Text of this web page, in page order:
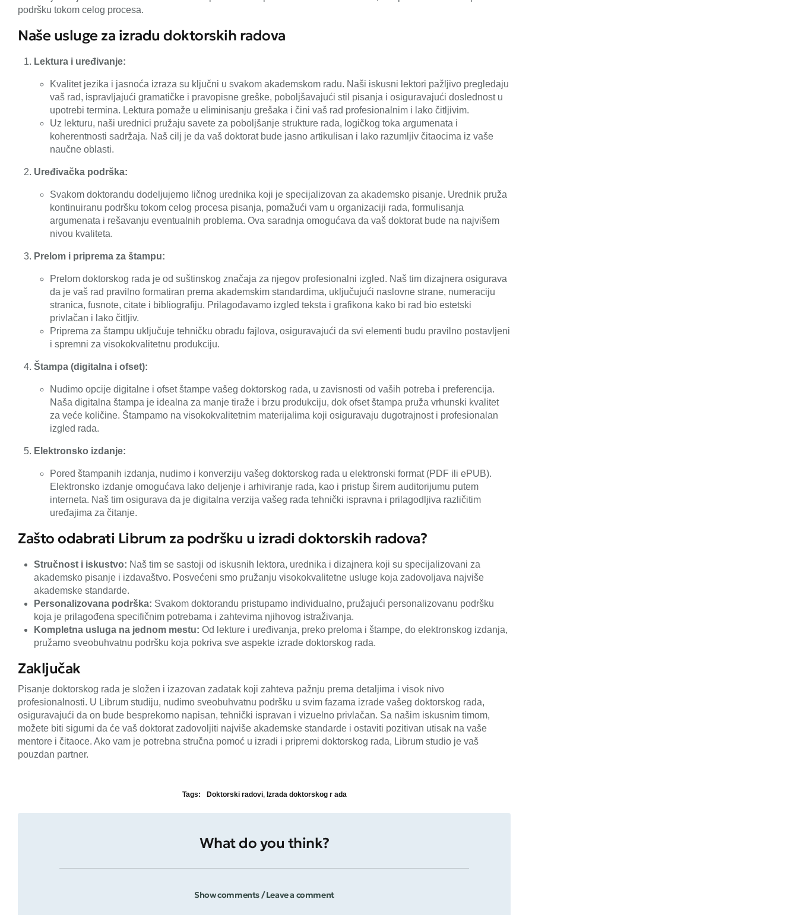
podršku tokom celog procesa.
Naše usluge za izradu doktorskih radova
Lektura i uređivanje:
Kvalitet jezika i jasnoća izraza su ključni u svakom akademskom radu. Naši iskusni lektori pažljivo pregledaju
vaš rad, ispravljajući gramatičke i pravopisne greške, poboljšavajući stil pisanja i osiguravajući doslednost u
upotrebi termina. Lektura pomaže u eliminisanju grešaka i čini vaš rad profesionalnim i lako čitljivim.
Uz lekturu, naši urednici pružaju savete za poboljšanje strukture rada, logičkog toka argumenata i
koherentnosti sadržaja. Naš cilj je da vaš doktorat bude jasno artikulisan i lako razumljiv čitaocima iz vaše
naučne oblasti.
Uređivačka podrška:
Svakom doktorandu dodeljujemo ličnog urednika koji je specijalizovan za akademsko pisanje. Urednik pruža
kontinuiranu podršku tokom celog procesa pisanja, pomažući vam u organizaciji rada, formulisanja
argumenata i rešavanju eventualnih problema. Ova saradnja omogućava da vaš doktorat bude na najvišem
nivou kvaliteta.
Prelom i priprema za štampu:
Prelom doktorskog rada je od suštinskog značaja za njegov profesionalni izgled. Naš tim dizajnera osigurava
da je vaš rad pravilno formatiran prema akademskim standardima, uključujući naslovne strane, numeraciju
stranica, fusnote, citate i bibliografiju. Prilagođavamo izgled teksta i grafikona kako bi rad bio estetski
privlačan i lako čitljiv.
Priprema za štampu uključuje tehničku obradu fajlova, osiguravajući da svi elementi budu pravilno postavljeni
i spremni za visokokvalitetnu produkciju.
Štampa (digitalna i ofset):
Nudimo opcije digitalne i ofset štampe vašeg doktorskog rada, u zavisnosti od vaših potreba i preferencija.
Naša digitalna štampa je idealna za manje tiraže i brzu produkciju, dok ofset štampa pruža vrhunski kvalitet
za veće količine. Štampamo na visokokvalitetnim materijalima koji osiguravaju dugotrajnost i profesionalan
izgled rada.
Elektronsko izdanje:
Pored štampanih izdanja, nudimo i konverziju vašeg doktorskog rada u elektronski format (PDF ili ePUB).
Elektronsko izdanje omogućava lako deljenje i arhiviranje rada, kao i pristup širem auditorijumu putem
interneta. Naš tim osigurava da je digitalna verzija vašeg rada tehnički ispravna i prilagodljiva različitim
uređajima za čitanje.
Zašto odabrati Librum za podršku u izradi doktorskih radova?
Stručnost i iskustvo: Naš tim se sastoji od iskusnih lektora, urednika i dizajnera koji su specijalizovani za
akademsko pisanje i izdavaštvo. Posvećeni smo pružanju visokokvalitetne usluge koja zadovoljava najviše
akademske standarde.
Personalizovana podrška: Svakom doktorandu pristupamo individualno, pružajući personalizovanu podršku
koja je prilagođena specifičnim potrebama i zahtevima njihovog istraživanja.
Kompletna usluga na jednom mestu: Od lekture i uređivanja, preko preloma i štampe, do elektronskog izdanja,
pružamo sveobuhvatnu podršku koja pokriva sve aspekte izrade doktorskog rada.
Zaključak
Pisanje doktorskog rada je složen i izazovan zadatak koji zahteva pažnju prema detaljima i visok nivo
profesionalnosti. U Librum studiju, nudimo sveobuhvatnu podršku u svim fazama izrade vašeg doktorskog rada,
osiguravajući da on bude besprekorno napisan, tehnički ispravan i vizuelno privlačan. Sa našim iskusnim timom,
možete biti sigurni da će vaš doktorat zadovoljiti najviše akademske standarde i ostaviti pozitivan utisak na vaše
mentore i čitaoce. Ako vam je potrebna stručna pomoć u izradi i pripremi doktorskog rada, Librum studio je vaš
pouzdan partner.
Tags: Doktorski radovi, Izrada doktorskog r ada
What do you think?
Show comments / Leave a comment